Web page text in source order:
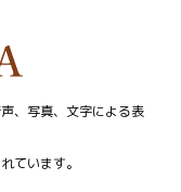
、写真、文字による表
ています。